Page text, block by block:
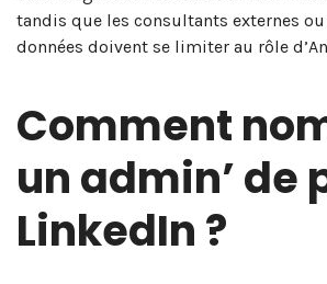
tandis que les consultants externes ou
données doivent se limiter au rôle
Comment
un admin’ de
LinkedIn ?